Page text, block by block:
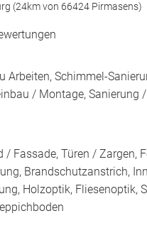
(24km von 66424 Pirmasens)
Arbeiten, Schimmel-
/ Montage,
/ Fassade, Türen / Zargen,
Brandschutzanstrich,
Holzoptik, Fliesenoptik,